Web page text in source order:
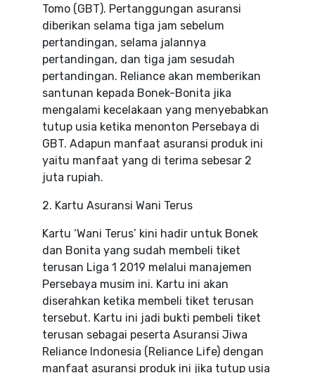
Tomo (GBT). Pertanggungan asuransi
diberikan selama tiga jam sebelum
pertandingan, selama jalannya
pertandingan, dan tiga jam sesudah
pertandingan. Reliance akan memberikan
santunan kepada Bonek-Bonita jika
mengalami kecelakaan yang menyebabkan
tutup usia ketika menonton Persebaya di
GBT. Adapun manfaat asuransi produk ini
yaitu manfaat yang di terima sebesar 2
juta rupiah.
2. Kartu Asuransi Wani Terus
Kartu ‘Wani Terus’ kini hadir untuk Bonek
dan Bonita yang sudah membeli tiket
terusan Liga 1 2019 melalui manajemen
Persebaya musim ini. Kartu ini akan
diserahkan ketika membeli tiket terusan
tersebut. Kartu ini jadi bukti pembeli tiket
terusan sebagai peserta Asuransi Jiwa
Reliance Indonesia (Reliance Life) dengan
manfaat asuransi produk ini jika tutup usia